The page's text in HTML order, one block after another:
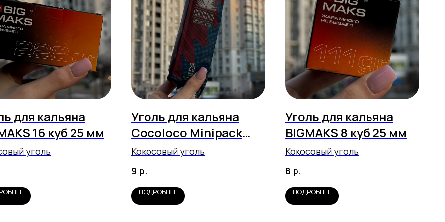
для кальяна
16 куб 25 мм
уголь
Уголь для кальяна
Cocoloco Minipack
12шт 25мм
Кокосовый уголь
9 р.
ПОДРОБНЕЕ
Уголь для кальяна
BIGMAKS 8 куб 25 мм
Кокосовый уголь
8 р.
ПОДРОБНЕЕ